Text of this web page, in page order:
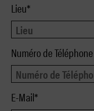
Lieu*
Numéro de Téléphone
E-Mail*